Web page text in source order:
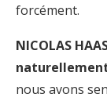
forcément.
NICOLAS
nous avons